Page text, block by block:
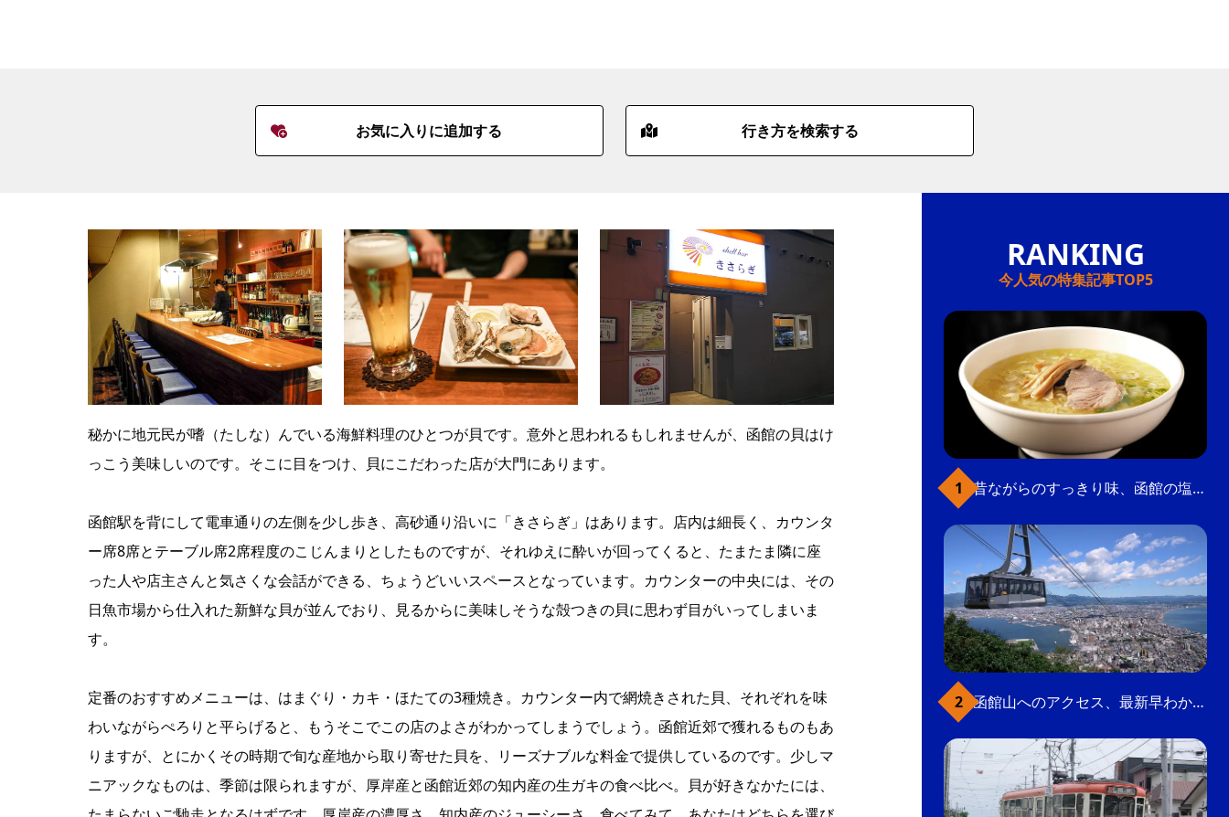
お気に入りに追加する 行き方を検索する
秘かに地元民が嗜（たしな）んでいる海鮮料理のひとつが貝です。意外と思われるもしれませんが、函館の貝はけ
っこう美味しいのです。そこに目をつけ、貝にこだわった店が大門にあります。
函館駅を背にして電車通りの左側を少し歩き、高砂通り沿いに「きさらぎ」はあります。店内は細長く、カウンタ
ー席8席とテーブル席2席程度のこじんまりとしたものですが、それゆえに酔いが回ってくると、たまたま隣に座
った人や店主さんと気さくな会話ができる、ちょうどいいスペースとなっています。カウンターの中央には、その
日魚市場から仕入れた新鮮な貝が並んでおり、見るからに美味しそうな殻つきの貝に思わず目がいってしまいま
す。
定番のおすすめメニューは、はまぐり・カキ・ほたての3種焼き。カウンター内で網焼きされた貝、それぞれを味
わいながらぺろりと平らげると、もうそこでこの店のよさがわかってしまうでしょう。函館近郊で獲れるものもあ
りますが、とにかくその時期で旬な産地から取り寄せた貝を、リーズナブルな料金で提供しているのです。少しマ
ニアックなものは、季節は限られますが、厚岸産と函館近郊の知内産の生ガキの食べ比べ。貝が好きなかたには、
今人気の特集記事TOP5
昔ながらのすっきり味、函館の塩ラーメン
函館山へのアクセス、最新早わかりガイド